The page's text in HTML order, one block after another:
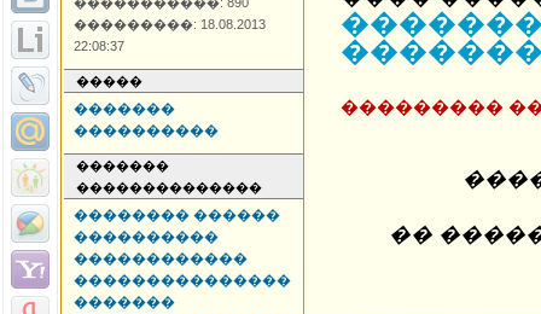
���������: 18.08.2013
22:08:37
�����
�������
����������
�������
��������������
�������� ������
����������
������������
���������������
�������
���������
��